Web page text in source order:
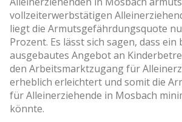
vollzeiterwerbstätigen
liegt die Armutsgefährdungsquote
Prozent. Es lässt sich sagen, dass ein
ausgebautes Angebot an
den Arbeitsmarktzugang für
erheblich erleichtert und somit die
für Alleinerziehende in Mosbach
könnte.